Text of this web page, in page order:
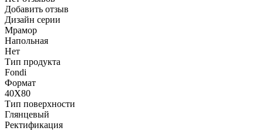
Добавить отзыв
Дизайн серии
Мрамор
Напольная
Нет
Тип продукта
Fondi
Формат
40X80
Тип поверхности
Глянцевый
Ректификация